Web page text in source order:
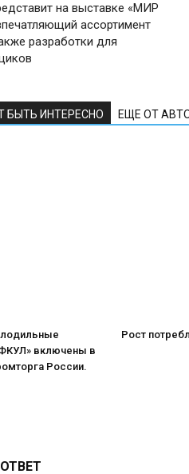
на выставке «МИР
ассортимент
разработки для
БЫТЬ ИНТЕРЕСНО ЕЩЕ ОТ
включены в
России.
Рост